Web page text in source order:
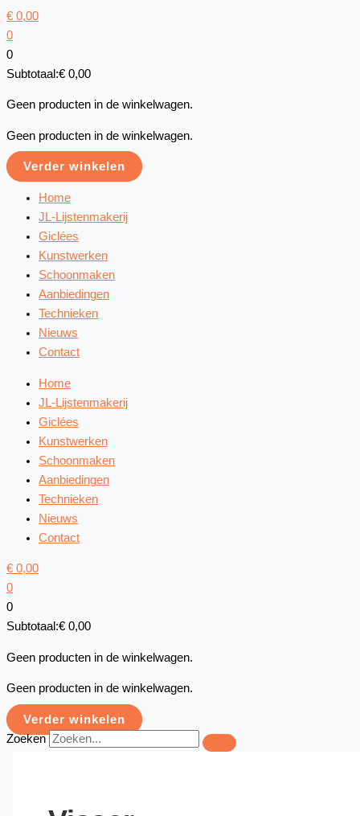
€ 0,00
0
0
Subtotaal:€ 0,00
Geen producten in de winkelwagen.
Geen producten in de winkelwagen.
Verder winkelen
Home
JL-Lijstenmakerij
Giclées
Kunstwerken
Schoonmaken
Aanbiedingen
Technieken
Nieuws
Contact
Home
JL-Lijstenmakerij
Giclées
Kunstwerken
Schoonmaken
Aanbiedingen
Technieken
Nieuws
Contact
€ 0,00
0
0
Subtotaal:€ 0,00
Geen producten in de winkelwagen.
Geen producten in de winkelwagen.
Verder winkelen
Zoeken